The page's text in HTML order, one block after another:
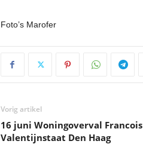
Foto’s Marofer
Vorig artikel
16 juni Woningoverval Francois
Valentijnstaat Den Haag